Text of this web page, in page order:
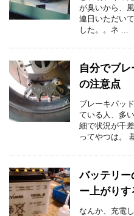
が臭いから、
連日いただい
した。。ネ ...
自分でブ
の注意点
ブレーキパッ
ている人、多
細で状況が千
ってやつは。
バッテリー
ー上がりす
なんか、充電